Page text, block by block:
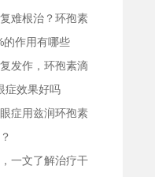
难根治？环孢素
的作用有哪些
发作，环孢素滴
症效果好吗
症用兹润环孢素
一文了解治疗干